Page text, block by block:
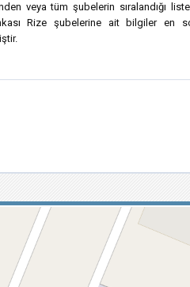
veya tüm şubelerin sıralandığı
Rize şubelerine ait bilgiler en